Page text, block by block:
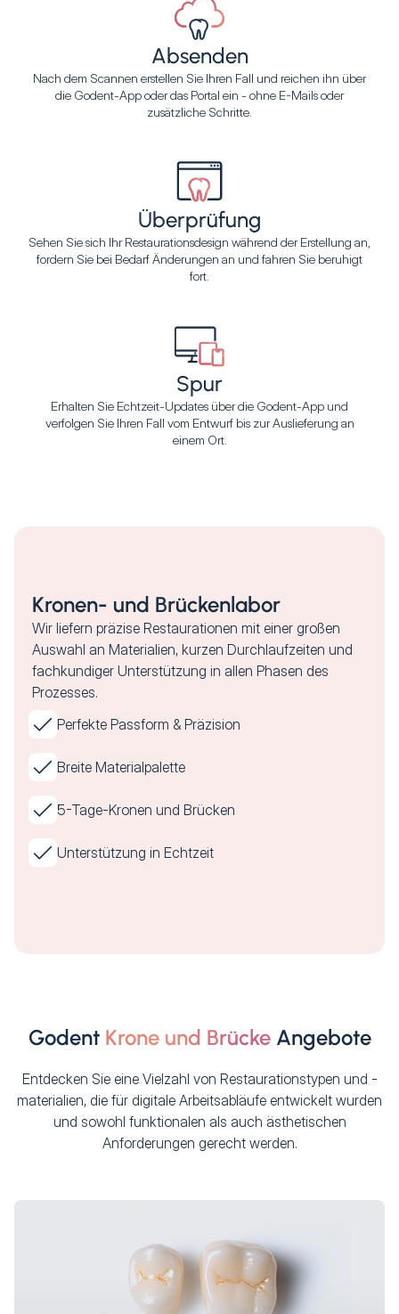
Absenden
Nach dem Scannen erstellen Sie Ihren Fall und reichen ihn über
die Godent-App oder das Portal ein - ohne E-Mails oder
zusätzliche Schritte.
Überprüfung
Sehen Sie sich Ihr Restaurationsdesign während der Erstellung an,
fordern Sie bei Bedarf Änderungen an und fahren Sie beruhigt
fort.
Spur
Erhalten Sie Echtzeit-Updates über die Godent-App und
verfolgen Sie Ihren Fall vom Entwurf bis zur Auslieferung an
einem Ort.
Kronen- und Brückenlabor
Wir liefern präzise Restaurationen mit einer großen
Auswahl an Materialien, kurzen Durchlaufzeiten und
fachkundiger Unterstützung in allen Phasen des
Prozesses.
Perfekte Passform & Präzision
Breite Materialpalette
5-Tage-Kronen und Brücken
Unterstützung in Echtzeit
Godent Krone und BrückeAngebote
Entdecken Sie eine Vielzahl von Restaurationstypen und -
materialien, die für digitale Arbeitsabläufe entwickelt wurden
und sowohl funktionalen als auch ästhetischen
Anforderungen gerecht werden.